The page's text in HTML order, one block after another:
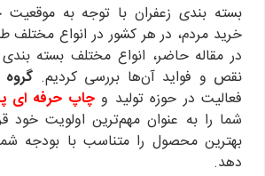
بسته بندی زعفران با توجه به موقعیت
خرید مردم، در هر کشور در انواع مختلف
در مقاله حاضر، انواع مختلف بسته بندی
نقص و فواید آن‌ها بررسی کردیم.
فعالیت در حوزه تولید وچاپ حرفه ای
شما را به عنوان مهم‌ترین اولویت خود
بهترین محصول را متناسب با بودجه شما
دهد.